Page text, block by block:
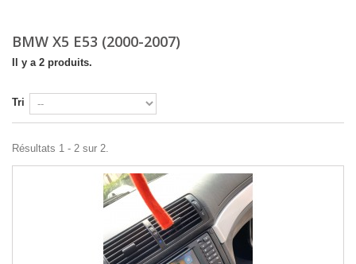
BMW X5 E53 (2000-2007)
Il y a 2 produits.
Tri
Résultats 1 - 2 sur 2.